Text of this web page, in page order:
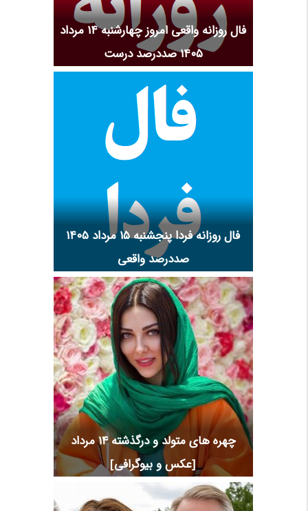
فال روزانه واقعی امروز چهارشنبه ۱۴ مرداد
۱۴۰۵ صددرصد درست
فال روزانه فردا پنجشنبه ۱۵ مرداد ۱۴۰۵
صددرصد واقعی
چهره های متولد و درگذشته 14 مرداد
[عکس و بیوگرافی]